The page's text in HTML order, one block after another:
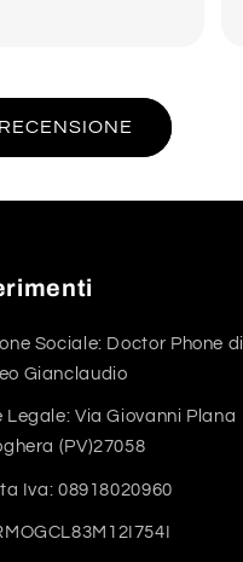
Sociale: Doctor Phone di
Gianclaudio
Legale: Via Giovanni Plana
(PV)27058
Iva: 08918020960